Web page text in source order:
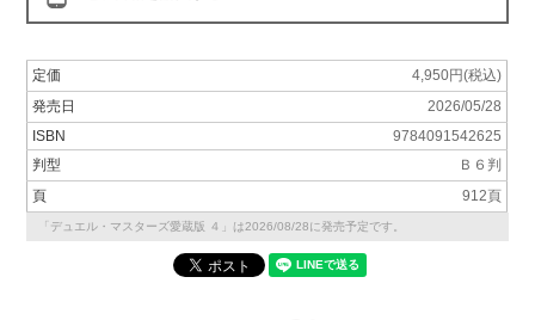
定価
4,950円(税込)
発売日
2026/05/28
ISBN
9784091542625
判型
Ｂ６判
頁
912頁
「デュエル・マスターズ愛蔵版 ４」は2026/08/28に発売予定です。